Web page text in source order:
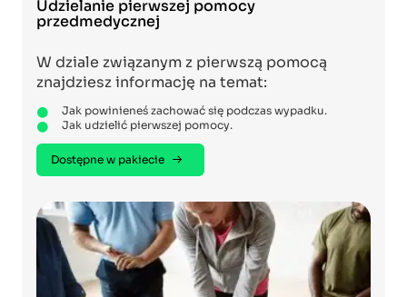
Udzielanie pierwszej pomocy
przedmedycznej
W dziale związanym z pierwszą pomocą
znajdziesz informację na temat:
Jak powinieneś zachować się podczas wypadku.
Jak udzielić pierwszej pomocy.
Dostępne w pakiecie